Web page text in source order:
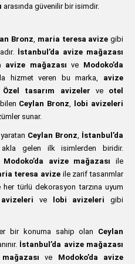
arasında güvenilir bir isimdir.
Bronz, maria teresa avize gibi
İstanbul’da avize mağazası
avize mağazası ve Modoko’da
hizmet veren bu marka, avize
Özel tasarım avizeler ve otel
Ceylan Bronz,
lobi avizeleri
sunar.
Ceylan Bronz, İstanbul’da
gelen ilk isimlerden biridir.
Modoko’da avize mağazası ile
teresa avize ile zarif tasarımlar
her türlü dekorasyon tarzına uyum
ve lobi avizeleri gibi
bir konuma sahip olan Ceylan
İstanbul’da avize mağazası
ve Modoko’da avize